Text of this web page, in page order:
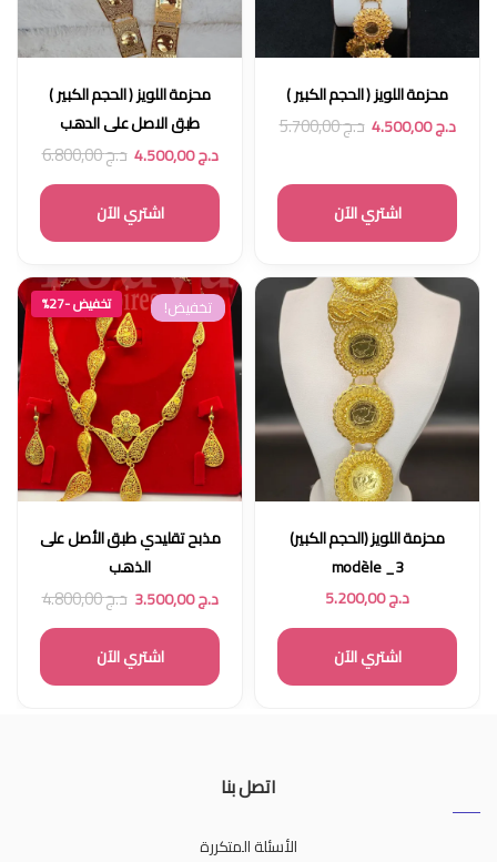
محزمة اللويز ( الحجم الكبير )
د.ج4.500,00 د.ج5.700,00
اشتري الآن
محزمة اللويز ( الحجم الكبير )
طبق الاصل على الدهب
د.ج4.500,00 د.ج6.800,00
اشتري الآن
محزمة اللويز (الحجم الكبير)
modèle _3
د.ج5.200,00
اشتري الآن
تخفيض! تخفيض -27%
مذبح تقليدي طبق الأصل على
الذهب
د.ج3.500,00 د.ج4.800,00
اشتري الآن
اتصل بنا
الأسئلة المتكررة